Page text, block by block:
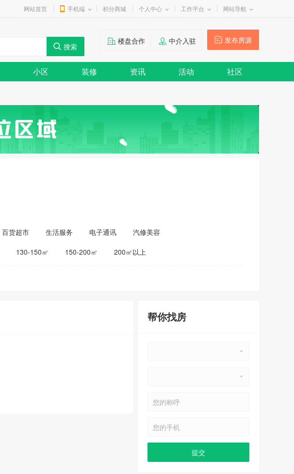
网站首页 手机端 积分商城 个人中心 工作平台 网站导航
发布房源
楼盘合作 中介入驻
小区 装修 资讯 活动 社区
百货超市 生活服务 电子通讯
汽修美容
130-150㎡ 150-200㎡ 200㎡以上
帮你找房